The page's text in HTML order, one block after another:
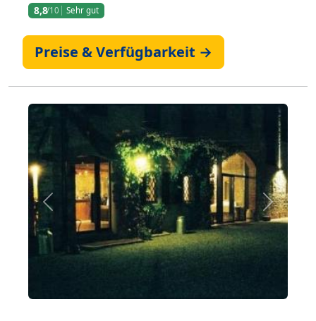
8,8/10 Sehr gut
Preise & Verfügbarkeit →
Zurück Weiter